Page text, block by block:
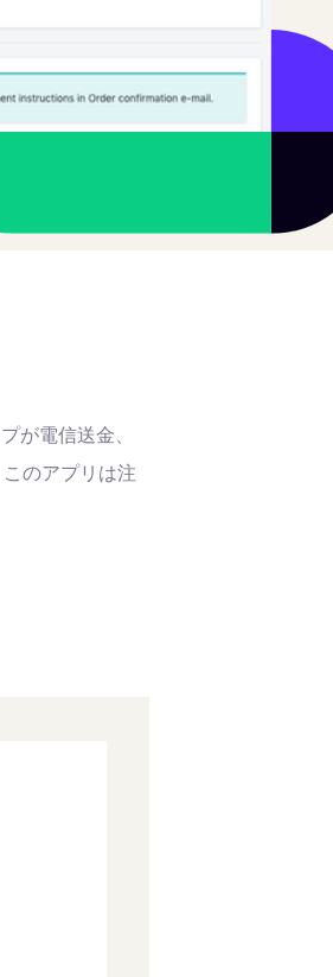
が電信送金、
のアプリは注